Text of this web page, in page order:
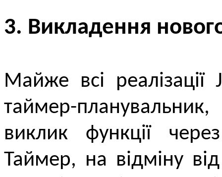
3. Викладення
Майже всі реалізації
таймер-
виклик функції
Таймер, на відміну